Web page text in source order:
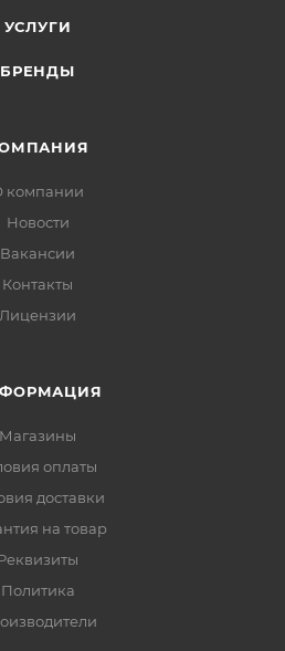
УСЛУГИ
БРЕНДЫ
компании
Новости
Вакансии
Контакты
Лицензии
Магазины
оплаты
доставки
на товар
Политика